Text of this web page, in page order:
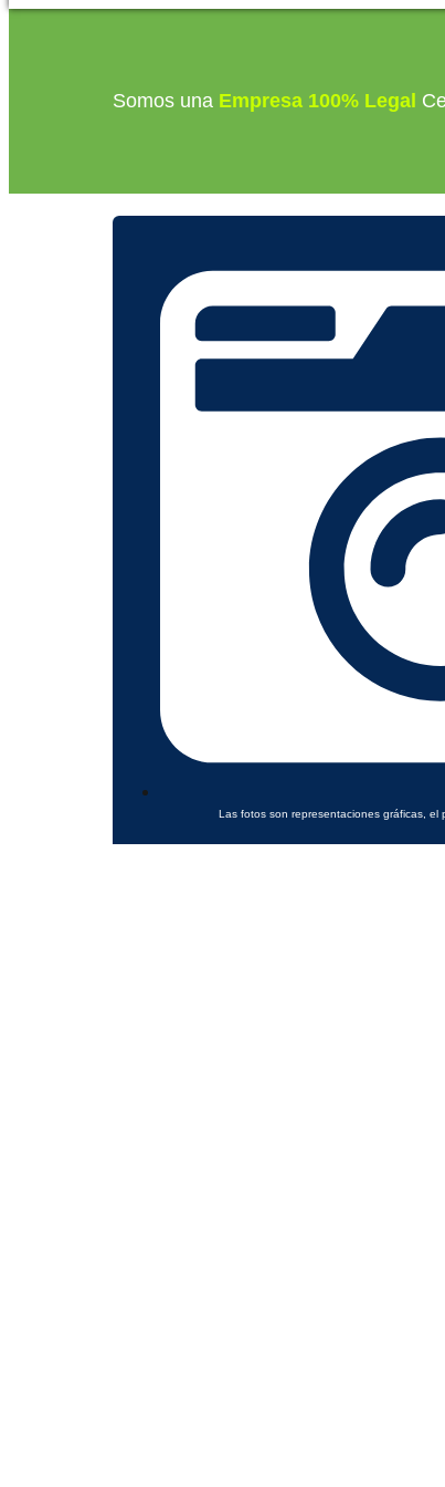
Somos una Empresa 100% Legal
Las fotos son representaciones gráficas, el